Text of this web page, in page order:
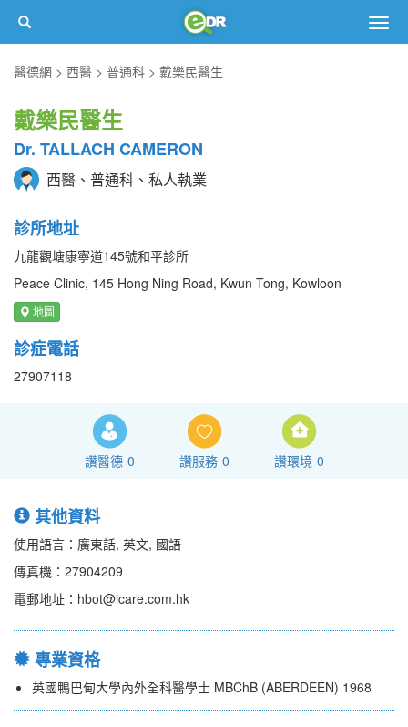
醫德網
西醫 普通科 戴樂民醫生
戴樂民醫生
Dr. TALLACH CAMERON
西醫、普通科、私人執業
診所地址
九龍觀塘康寧道145號和平診所
Peace Clinic, 145 Hong Ning Road, Kwun Tong, Kowloon
地圖
診症電話
27907118
讚醫德 0 讚服務 0 讚環境 0
其他資料
使用語言：廣東話, 英文, 國語
傳真機：27904209
電郵地址：hbot@icare.com.hk
專業資格
英國鴨巴甸大學內外全科醫學士 MBChB (ABERDEEN) 1968